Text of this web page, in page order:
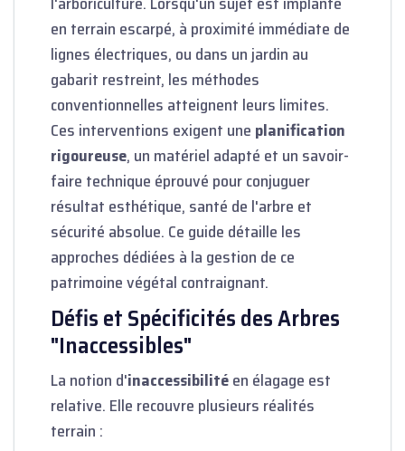
en terrain escarpé, à proximité immédiate de
lignes électriques, ou dans un jardin au
gabarit restreint, les méthodes
conventionnelles atteignent leurs limites.
Ces interventions exigent une planification
rigoureuse, un matériel adapté et un savoir-
faire technique éprouvé pour conjuguer
résultat esthétique, santé de l'arbre et
sécurité absolue. Ce guide détaille les
approches dédiées à la gestion de ce
patrimoine végétal contraignant.
Défis et Spécificités des Arbres
"Inaccessibles"
La notion d'inaccessibilitéen élagage est
relative. Elle recouvre plusieurs réalités
terrain :